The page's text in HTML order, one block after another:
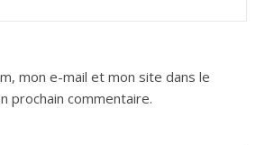
mon e-mail et mon site dans le
prochain commentaire.